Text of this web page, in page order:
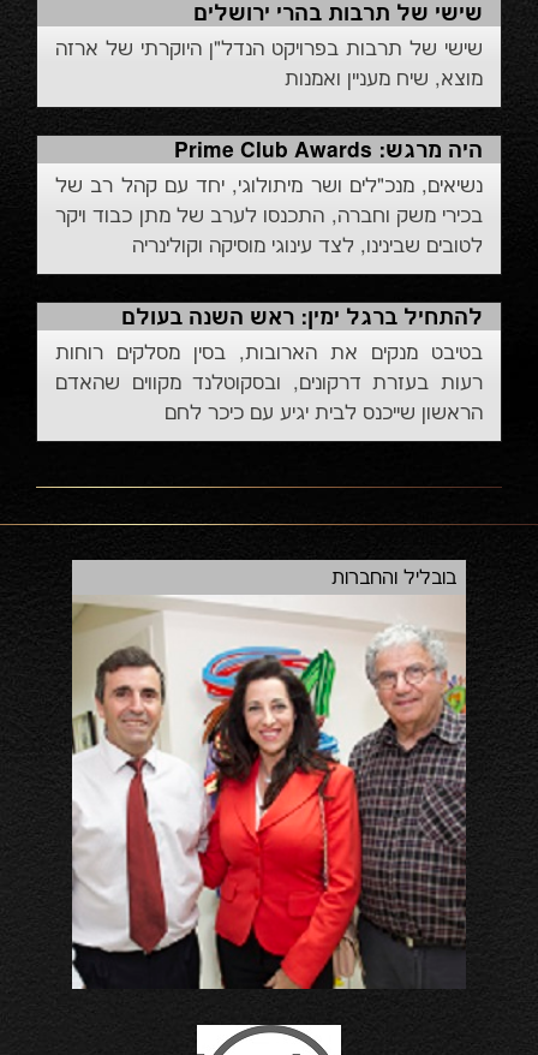
שישי של תרבות בהרי ירושלים
שישי של תרבות בפרויקט הנדל"ן היוקרתי של ארזה
מוצא, שיח מעניין ואמנות
היה מרגש: Prime Club Awards
נשיאים, מנכ"לים ושר מיתולוגי, יחד עם קהל רב של
בכירי משק וחברה, התכנסו לערב של מתן כבוד ויקר
לטובים שבינינו, לצד עינוגי מוסיקה וקולינריה
להתחיל ברגל ימין: ראש השנה בעולם
בטיבט מנקים את הארובות, בסין מסלקים רוחות
רעות בעזרת דרקונים, ובסקוטלנד מקווים שהאדם
הראשון שייכנס לבית יגיע עם כיכר לחם
אירוע הגאלה 2014